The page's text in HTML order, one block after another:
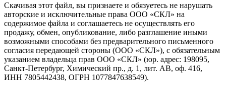
Скачивая этот файл, вы признаете и обязуетесь не нарушать
авторские и исключительные права ООО «СКЛ» на
содержимое файла и соглашаетесь не осуществлять его
продажу, обмен, опубликование, либо разглашение иными
возможными способами без предварительного письменного
согласия передающей стороны (ООО «СКЛ»), с обязательным
указанием владельца прав ООО «СКЛ» (юр. адрес: 198095,
Санкт-Петербург, Химический пр., д. 1, лит. АВ, оф. 416,
ИНН 7805442438, ОГРН 1077847638549).